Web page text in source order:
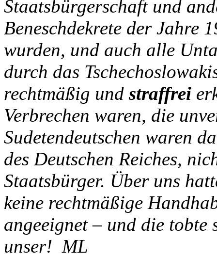
Staatsbürgerschaft und
Beneschdekrete der Jahre
wurden, und auch alle
durch das
rechtmäßig und straffrei
Verbrechen waren, die
Sudetendeutschen waren
des Deutschen Reiches,
Staatsbürger. Über uns
keine rechtmäßige
angeeignet – und die tobte
unser! ML